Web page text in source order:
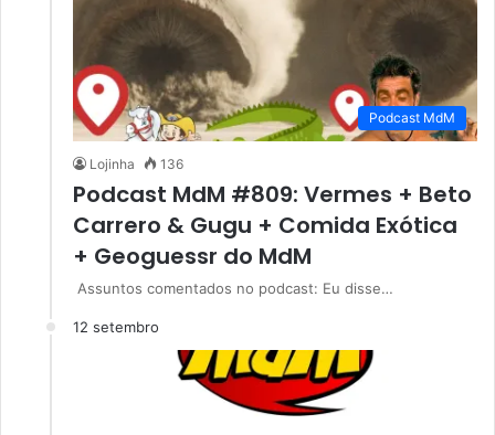
Podcast MdM
Lojinha 136
Podcast MdM #809: Vermes + Beto
Carrero & Gugu + Comida Exótica
+ Geoguessr do MdM
Assuntos comentados no podcast: Eu disse…
12 setembro